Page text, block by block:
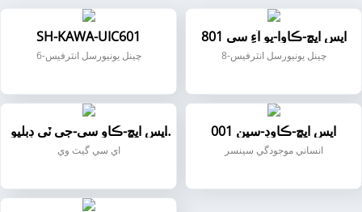
SH-KAWA-UIC601
6-چينل يونيورسل انٽرفيس
ايس ايڇ-ڪاوا-يو آءِ سي 801
8-چينل يونيورسل انٽرفيس
ايس ايڇ-ڪاو سي-جي ٽي ڊبليو
005
اي سي گيٽ وي
ايس ايڇ-ڪاوڊ-سين 001
انساني موجودگي سينسر